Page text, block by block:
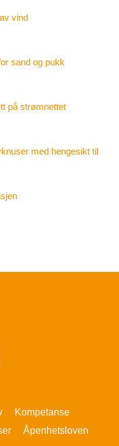
vind
sand og pukk
på strømnettet
med hengesikt til
Kompetanse
Åpenhetsloven